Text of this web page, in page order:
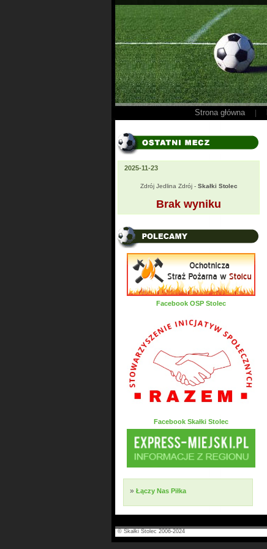
Strona główna
2025-11-23
Zdrój Jedlina Zdrój - Skałki Stolec
Brak wyniku
Facebook OSP Stolec
Facebook Skałki Stolec
» Łączy Nas Piłka
© Skałki Stolec 2006-2024